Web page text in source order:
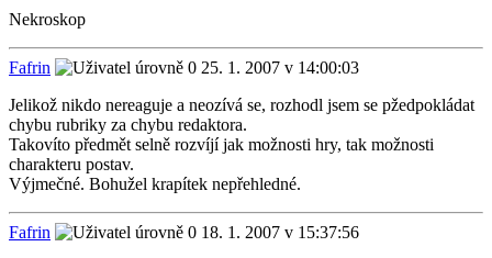
Nekroskop
Fafrin
25. 1. 2007 v 14:00:03
Jelikož nikdo nereaguje a neozívá se, rozhodl jsem se pžedpokládat
chybu rubriky za chybu redaktora.
Takovíto předmět selně rozvíjí jak možnosti hry, tak možnosti
charakteru postav.
Výjmečné. Bohužel krapítek nepřehledné.
Fafrin
18. 1. 2007 v 15:37:56